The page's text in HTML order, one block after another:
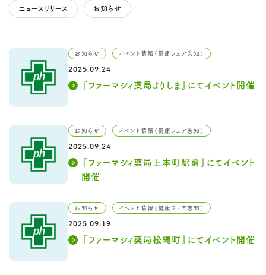
ニュースリリース お知らせ
お知らせ イベント情報（健康フェア告知）
2025.09.24
『ファーマシィ薬局よりしま』にてイベント開催
お知らせ イベント情報（健康フェア告知）
2025.09.24
『ファーマシィ薬局上本町駅前』にてイベント
開催
お知らせ イベント情報（健康フェア告知）
2025.09.19
『ファーマシィ薬局松縄町』にてイベント開催